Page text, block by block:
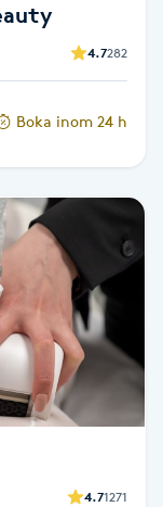
4.7282
Boka inom 24 h
4.71271